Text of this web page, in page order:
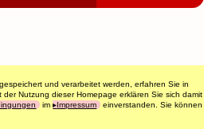
und verarbeitet werden, erfahren Sie in
der Nutzung dieser Homepage erklären Sie sich damit
im Impressum
einverstanden. Sie können